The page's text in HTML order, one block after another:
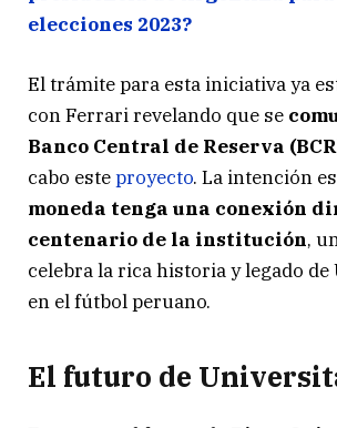
elecciones 2023?
El trámite para esta iniciativa ya
con Ferrari revelando que se
Banco Central de Reserva
cabo esteproyecto. La intención
moneda tenga una conexión
centenario de la institución,
celebra la rica historia y legado
en el fútbol peruano.
El futuro de